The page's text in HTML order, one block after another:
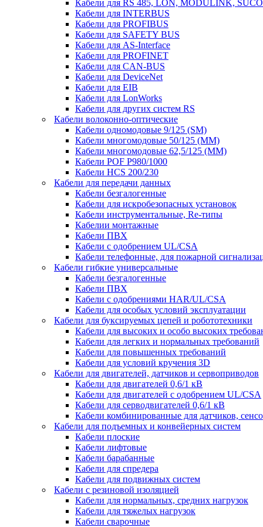
Кабели для RS 485, LON, MODULINK,
Кабели для INTERBUS
Кабели для PROFIBUS
Кабели для SAFETY BUS
Кабели для AS-Interface
Кабели для PROFINET
Кабели для CAN-BUS
Кабели для DeviceNet
Кабели для EIB
Кабели для LonWorks
Кабели для других систем RS
Кабели волоконно-оптические
Кабели одномодовые 9/125 (SM)
Кабели многомодовые 50/125 (ММ)
Кабели многомодовые 62,5/125 (ММ)
Кабели POF P980/1000
Кабели HCS 200/230
Кабели для передачи данных
Кабели безгалогенные
Кабели для искробезопасных установок
Кабели инструментальные, Re-типы
Кабелии монтажные
Кабели ПВХ
Кабели с одобрением UL/CSA
Кабели телефонные, для пожарной
Кабели гибкие универсальные
Кабели безгалогенные
Кабели ПВХ
Кабели с одобрениями HAR/UL/CSA
Кабели для особых условий эксплуатации
Кабели для буксируемых цепей и робототехники
Кабели для высоких и особо высоких
Кабели для легких и нормальных требований
Кабели для повышенных требований
Кабели для условий кручения 3D
Кабели для двигателей, датчиков и сервоприводов
Кабели для двигателей 0,6/1 кВ
Кабели для двигателей с одобрением UL/CSA
Кабели для серводвигателей 0,6/1 кВ
Кабели комбинированные для датчиков,
Кабели для подъемных и конвейерных систем
Кабели плоские
Кабели лифтовые
Кабели барабанные
Кабели для спредера
Кабели для подвижных систем
Кабели с резиновой изоляцией
Кабели для нормальных, средних нагрузок
Кабели для тяжелых нагрузок
Кабели сварочные